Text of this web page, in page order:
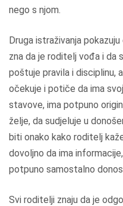
nego s njom.
Druga istraživanja
zna da je roditelj vođa i da
poštuje pravila i disciplinu,
očekuje i potiče da ima
stavove, ima potpuno
želje, da sudjeluje u
biti onako kako roditelj
dovoljno da ima
potpuno samostalno
Svi roditelji znaju da je